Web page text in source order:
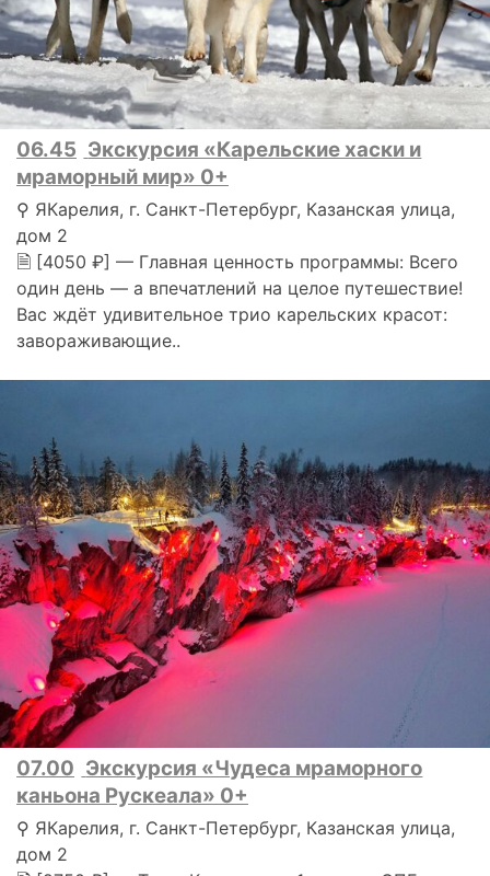
06.45 Экскурсия «Карельские хаски и
мраморный мир» 0+
⚲ ЯКарелия, г. Санкт-Петербург, Казанская улица,
дом 2
🗎 [4050 ₽] — Главная ценность программы: Всего
один день — а впечатлений на целое путешествие!
Вас ждёт удивительное трио карельских красот:
завораживающие..
07.00 Экскурсия «Чудеса мраморного
каньона Рускеала» 0+
⚲ ЯКарелия, г. Санкт-Петербург, Казанская улица,
дом 2